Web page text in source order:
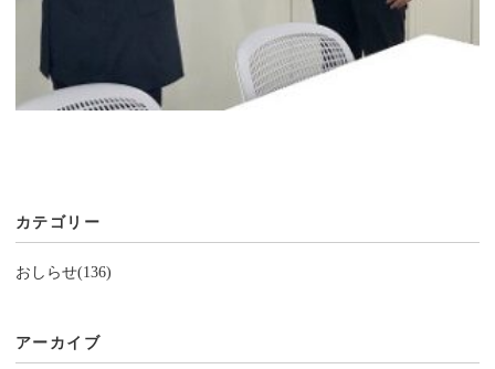
カテゴリー
おしらせ(136)
アーカイブ